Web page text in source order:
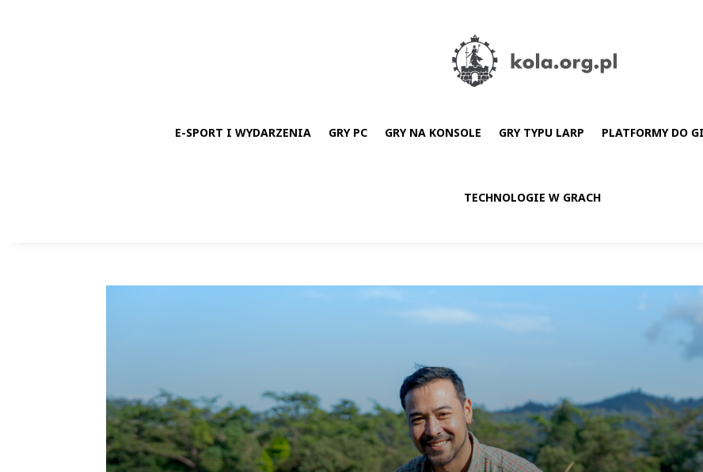
E-SPORT I WYDARZENIA GRY PC GRY NA KONSOLE GRY TYPU LARP PLATFORMY DO
TECHNOLOGIE W GRACH